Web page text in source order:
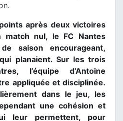
après deux victoires
match nul, le FC Nantes
saison encourageant,
planaient. Sur les trois
l’équipe d’Antoine
appliquée et disciplinée.
dans le jeu, les
une cohésion et
leur permettent, pour